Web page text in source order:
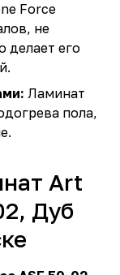
Force
не
делает его
Ламинат
пола,
Art
Дуб